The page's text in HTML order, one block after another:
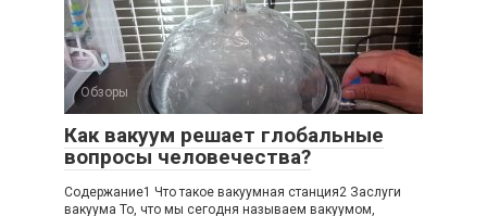
Обзоры
Как вакуум решает глобальные
вопросы человечества?
Содержание1 Что такое вакуумная станция2 Заслуги
вакуума То, что мы сегодня называем вакуумом,